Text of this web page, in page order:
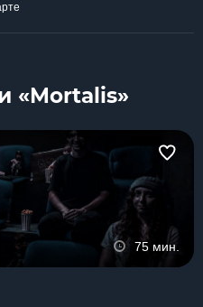
«Mortalis»
75 мин.